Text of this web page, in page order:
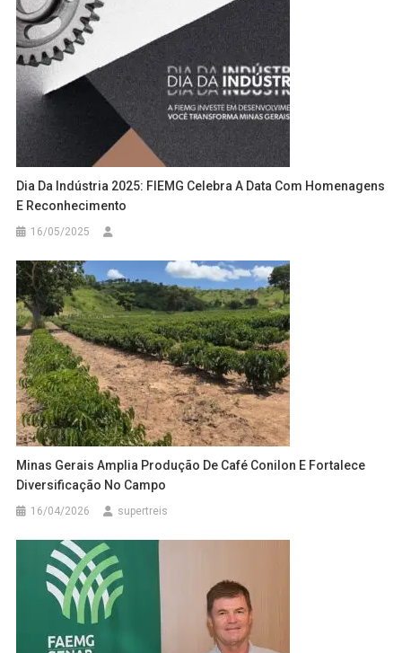
Dia Da Indústria 2025: FIEMG Celebra A Data Com Homenagens
E Reconhecimento
16/05/2025
Minas Gerais Amplia Produção De Café Conilon E Fortalece
Diversificação No Campo
16/04/2026 supertreis